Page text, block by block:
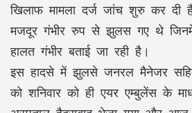
खिलाफ मामला दर्ज जांच शुरु कर
मजदूर गंभीर रुप से झुलस गए थे
हालत गंभीर बताई जा रही है।
इस हादसे में झुलसे जनरल मैनेजर सहित
को शनिवार को ही एयर एम्बुलेंस के